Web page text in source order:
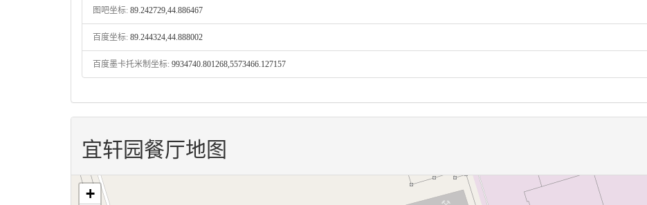
图吧坐标: 89.242729,44.886467
百度坐标: 89.244324,44.888002
百度墨卡托米制坐标: 9934740.801268,5573466.127157
宜轩园餐厅地图
+